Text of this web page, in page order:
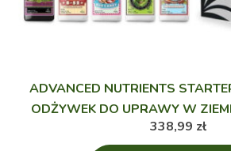
ADVANCED NUTRIENTS
ODŻYWEK DO UPRAWY W
338,99 zł